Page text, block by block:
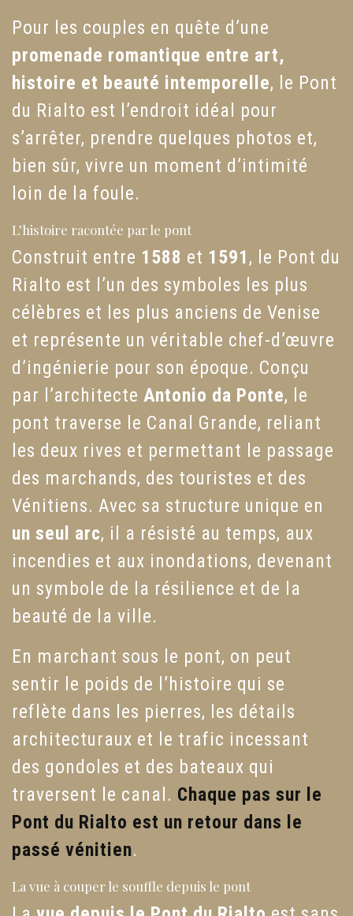
Pour les couples en quête d’une
promenade romantique entre art,
histoire et beauté intemporelle, le Pont
du Rialto est l’endroit idéal pour
s’arrêter, prendre quelques photos et,
bien sûr, vivre un moment d’intimité
loin de la foule.
L’histoire racontée par le pont
Construit entre 1588 et 1591, le Pont du
Rialto est l’un des symboles les plus
célèbres et les plus anciens de Venise
et représente un véritable chef-d’œuvre
d’ingénierie pour son époque. Conçu
par l’architecte Antonio da Ponte, le
pont traverse le Canal Grande, reliant
les deux rives et permettant le passage
des marchands, des touristes et des
Vénitiens. Avec sa structure unique en
un seul arc, il a résisté au temps, aux
incendies et aux inondations, devenant
un symbole de la résilience et de la
beauté de la ville.
En marchant sous le pont, on peut
sentir le poids de l’histoire qui se
reflète dans les pierres, les détails
architecturaux et le trafic incessant
des gondoles et des bateaux qui
traversent le canal. Chaque pas sur le
Pont du Rialto est un retour dans le
passé vénitien.
La vue à couper le souffle depuis le pont